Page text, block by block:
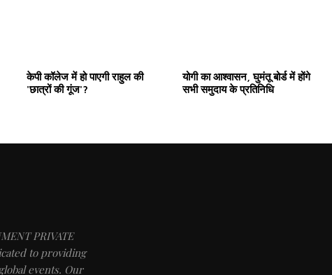
केपी कॉलेज में हो पाएगी राहुल की
'छात्रों की गूंज'?
योगी का आश्वासन, घुमंतू बोर्ड में होंगे
सभी समुदाय के प्रतिनिधि
PRIVATE
to providing
events. Our